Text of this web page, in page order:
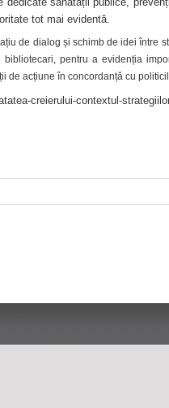
tot mai evidentă.
de dialog și schimb de idei între
pentru a evidenția
de acțiune în concordanță cu
creierului-contextul-